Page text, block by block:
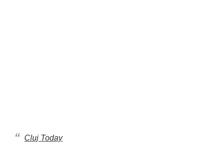
Cluj Today